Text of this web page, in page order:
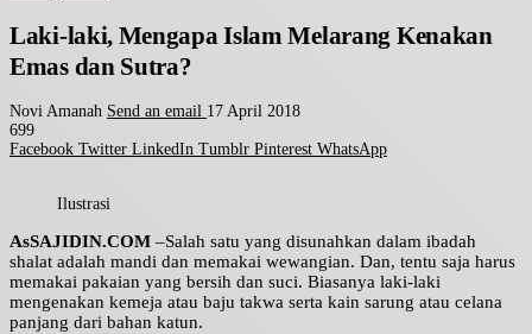
Laki-laki, Mengapa Islam Melarang Kenakan
Emas dan Sutra?
Novi Amanah Send an email 17 April 2018
699
Facebook Twitter LinkedIn Tumblr Pinterest WhatsApp
Ilustrasi
AsSAJIDIN.COM –Salah satu yang disunahkan dalam ibadah
shalat adalah mandi dan memakai wewangian. Dan, tentu saja harus
memakai pakaian yang bersih dan suci. Biasanya laki-laki
mengenakan kemeja atau baju takwa serta kain sarung atau celana
panjang dari bahan katun.